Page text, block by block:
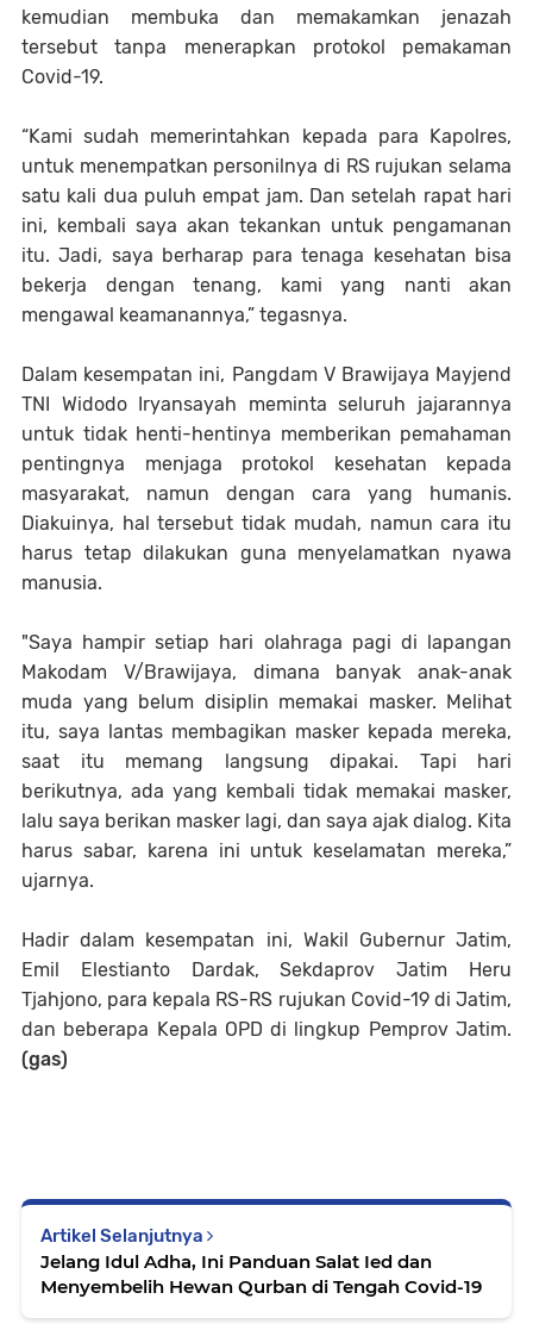
kemudian membuka dan memakamkan jenazah
tersebut tanpa menerapkan protokol pemakaman
Covid-19.
“Kami sudah memerintahkan kepada para Kapolres,
untuk menempatkan personilnya di RS rujukan selama
satu kali dua puluh empat jam. Dan setelah rapat hari
ini, kembali saya akan tekankan untuk pengamanan
itu. Jadi, saya berharap para tenaga kesehatan bisa
bekerja dengan tenang, kami yang nanti akan
mengawal keamanannya,” tegasnya.
Dalam kesempatan ini, Pangdam V Brawijaya Mayjend
TNI Widodo Iryansayah meminta seluruh jajarannya
untuk tidak henti-hentinya memberikan pemahaman
pentingnya menjaga protokol kesehatan kepada
masyarakat, namun dengan cara yang humanis.
Diakuinya, hal tersebut tidak mudah, namun cara itu
harus tetap dilakukan guna menyelamatkan nyawa
manusia.
"Saya hampir setiap hari olahraga pagi di lapangan
Makodam V/Brawijaya, dimana banyak anak-anak
muda yang belum disiplin memakai masker. Melihat
itu, saya lantas membagikan masker kepada mereka,
saat itu memang langsung dipakai. Tapi hari
berikutnya, ada yang kembali tidak memakai masker,
lalu saya berikan masker lagi, dan saya ajak dialog. Kita
harus sabar, karena ini untuk keselamatan mereka,”
ujarnya.
Hadir dalam kesempatan ini, Wakil Gubernur Jatim,
Emil Elestianto Dardak, Sekdaprov Jatim Heru
Tjahjono, para kepala RS-RS rujukan Covid-19 di Jatim,
dan beberapa Kepala OPD di lingkup Pemprov Jatim.
(gas)
Artikel Selanjutnya
Jelang Idul Adha, Ini Panduan Salat Ied dan
Menyembelih Hewan Qurban di Tengah Covid-19